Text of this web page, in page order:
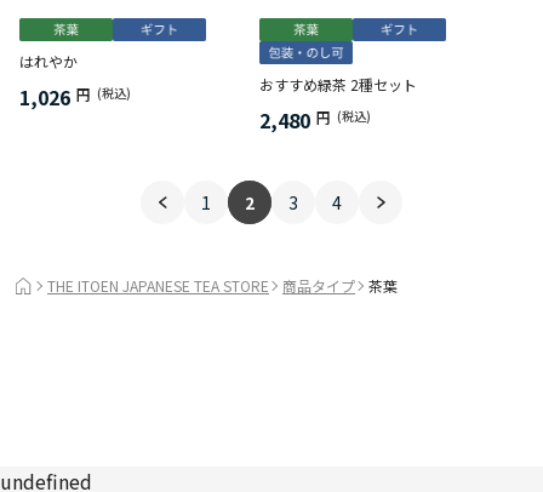
はれやか
1,026 円 (税込) おすすめ緑茶 2種セット
2,480 円 (税込)
1 2 3 4
THE ITOEN JAPANESE TEA STORE 商品タイプ 茶葉
undefined